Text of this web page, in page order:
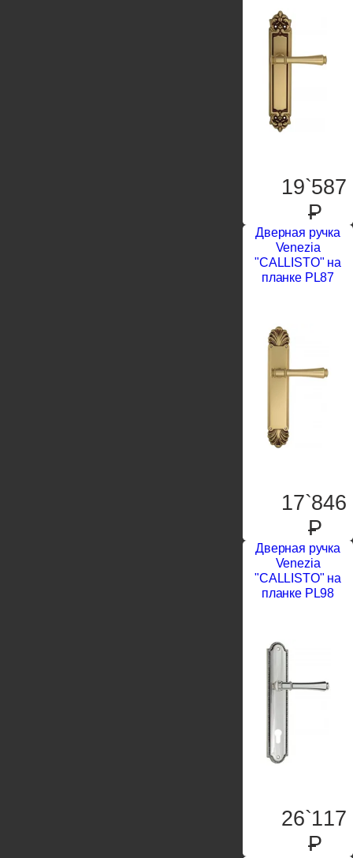
19`587
P
Дверная ручка
Venezia
"CALLISTO" на
планке PL87
17`846
P
Дверная ручка
Venezia
"CALLISTO" на
планке PL98
26`117
P